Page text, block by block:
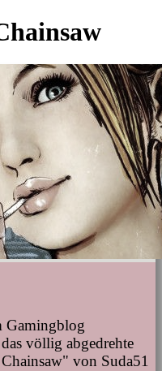
Gamingblog
völlig abgedrehte
von Suda51